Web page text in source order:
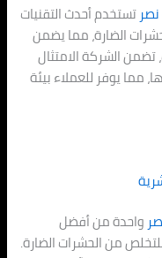
تستخدم أحدث التقنيات
الضارة، مما يضمن
تضمن الشركة الامتثال
مما يوفر للعملاء بيئة
واحدة من أفضل
من الحشرات الضارة.